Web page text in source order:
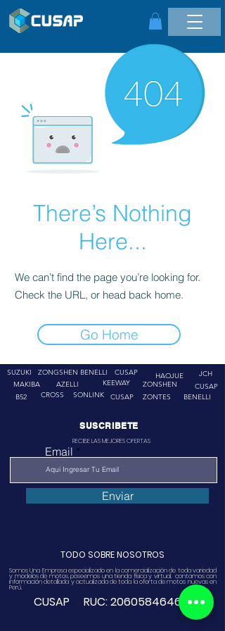
There’s Nothing
Here...
We can’t find the page you’re looking for.
Check the URL, or head back home.
Go Home
SUZUKI
ZONGSHEN
MAKIBA
AZELLI
BENELLI
CUSAP
KEEWAY
B52
CROSS SONLINK CUSAP
HAOJUE
JCH
ZONSHEN
ZONTES
CUSAP
BENELLI
SUSCRIBETE
RECIBE LAS MEJORES OFERTAS
Email
Enviar
TODO SOBRE NOSOTROS
Somos Una Empresa especializado en la comercialización de toda variedad
y modelos de motos, poseemos una tienda física y virtual. contamos con
información detallada y actualizada de toda la oferta de motos nuevas en
Perú.
CUSAP RUC:20605846468